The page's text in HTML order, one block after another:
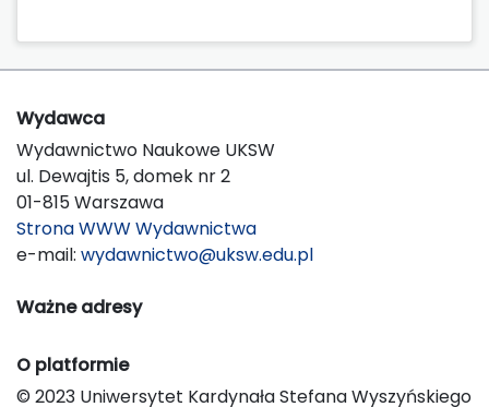
Wydawca
Wydawnictwo Naukowe UKSW
ul. Dewajtis 5, domek nr 2
01-815 Warszawa
Strona WWW Wydawnictwa
e-mail: wydawnictwo@uksw.edu.pl
Ważne adresy
O platformie
© 2023 Uniwersytet Kardynała Stefana Wyszyńskiego